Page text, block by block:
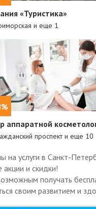
«Туристика»
и еще 1
аппаратной
проспект и еще 10
услуги в Санкт-
и скидки!
получать
своим развитием и